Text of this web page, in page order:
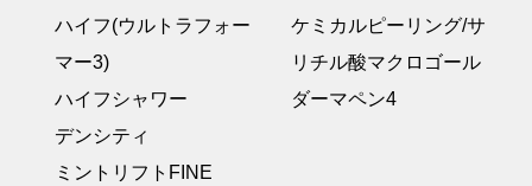
ハイフ(ウルトラフォー
マー3)
ハイフシャワー
デンシティ
ミントリフトFINE
ケミカルピーリング/サ
リチル酸マクロゴール
ダーマペン4